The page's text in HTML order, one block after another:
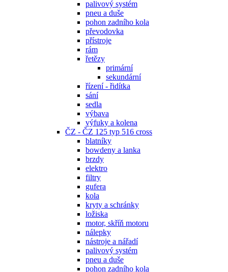
palivový systém
pneu a duše
pohon zadního kola
převodovka
přístroje
rám
řetězy
primární
sekundární
řízení - řidítka
sání
sedla
výbava
výfuky a kolena
ČZ - ČZ 125 typ 516 cross
blatníky
bowdeny a lanka
brzdy
elektro
filtry
gufera
kola
kryty a schránky
ložiska
motor, skříň motoru
nálepky
nástroje a nářadí
palivový systém
pneu a duše
pohon zadního kola